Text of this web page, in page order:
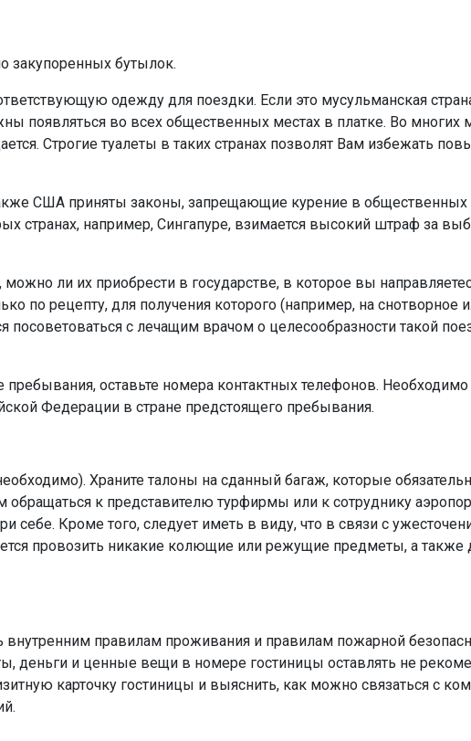
закупоренных бутылок.
одежду для поездки. Если это мусульманская
появляться во всех общественных местах в платке. Во многих
Строгие туалеты в таких странах позволят Вам избежать
США приняты законы, запрещающие курение в общественных
странах, например, Сингапуре, взимается высокий штраф за
ли их приобрести в государстве, в которое вы
по рецепту, для получения которого (например, на снотворное
посоветоваться с лечащим врачом о целесообразности такой
оставьте номера контактных телефонов.
Федерации в стране предстоящего пребывания.
Храните талоны на сданный багаж, которые
к представителю турфирмы или к сотруднику
Кроме того, следует иметь в виду, что в связи с
провозить никакие колющие или режущие предметы, а также
правилам проживания и правилам пожарной
деньги и ценные вещи в номере гостиницы оставлять не
карточку гостиницы и выяснить, как можно связаться с